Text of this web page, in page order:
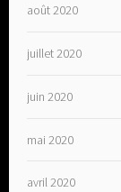
août 2020
juillet 2020
juin 2020
mai 2020
avril 2020